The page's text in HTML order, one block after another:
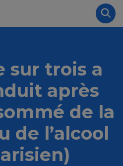
sur trois a
après
de la
de l’alcool